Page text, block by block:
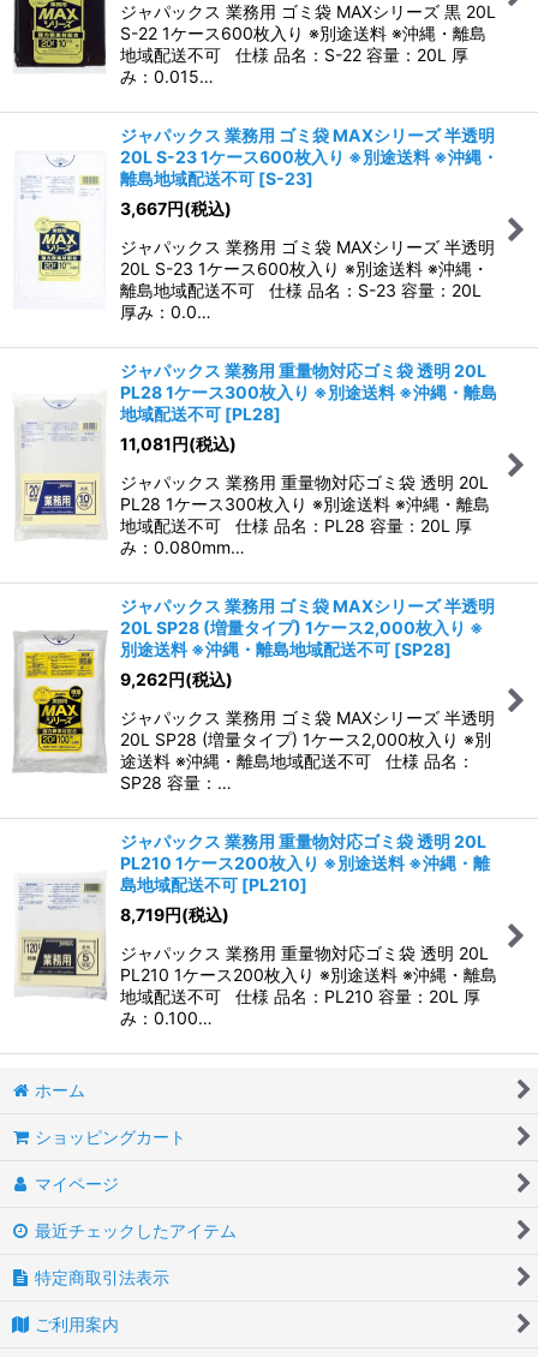
ジャパックス 業務用 ゴミ袋 MAXシリーズ 黒 20L
S-22 1ケース600枚入り ※別途送料 ※沖縄・離島
地域配送不可 仕様 品名：S-22 容量：20L 厚
み：0.015…
ジャパックス 業務用 ゴミ袋 MAXシリーズ 半透明
20L S-23 1ケース600枚入り ※別途送料 ※沖縄・
離島地域配送不可 [S-23]
3,667円(税込)
ジャパックス 業務用 ゴミ袋 MAXシリーズ 半透明
20L S-23 1ケース600枚入り ※別途送料 ※沖縄・
離島地域配送不可 仕様 品名：S-23 容量：20L
厚み：0.0…
ジャパックス 業務用 重量物対応ゴミ袋 透明 20L
PL28 1ケース300枚入り ※別途送料 ※沖縄・離島
地域配送不可 [PL28]
11,081円(税込)
ジャパックス 業務用 重量物対応ゴミ袋 透明 20L
PL28 1ケース300枚入り ※別途送料 ※沖縄・離島
地域配送不可 仕様 品名：PL28 容量：20L 厚
み：0.080mm…
ジャパックス 業務用 ゴミ袋 MAXシリーズ 半透明
20L SP28 (増量タイプ) 1ケース2,000枚入り ※
別途送料 ※沖縄・離島地域配送不可 [SP28]
9,262円(税込)
ジャパックス 業務用 ゴミ袋 MAXシリーズ 半透明
20L SP28 (増量タイプ) 1ケース2,000枚入り ※別
途送料 ※沖縄・離島地域配送不可 仕様 品名：
SP28 容量：…
ジャパックス 業務用 重量物対応ゴミ袋 透明 20L
PL210 1ケース200枚入り ※別途送料 ※沖縄・離
島地域配送不可 [PL210]
8,719円(税込)
ジャパックス 業務用 重量物対応ゴミ袋 透明 20L
PL210 1ケース200枚入り ※別途送料 ※沖縄・離島
地域配送不可 仕様 品名：PL210 容量：20L 厚
み：0.100…
ホーム
ショッピングカート
マイページ
最近チェックしたアイテム
特定商取引法表示
ご利用案内